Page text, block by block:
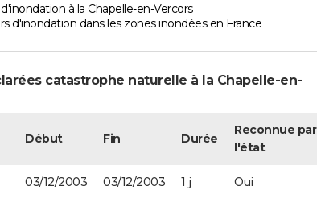
à la Chapelle-en-Vercors
d'inondation dans les zones inondées en France
catastrophe naturelle à la Chapelle-en-
Début Fin Durée
Reconnue par
l'état
03/12/2003 03/12/2003 1 j Oui